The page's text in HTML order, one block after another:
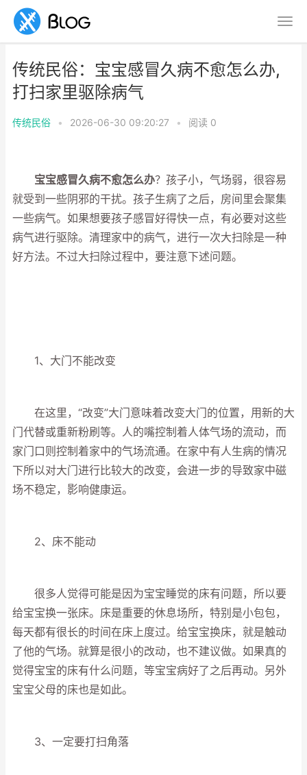
传统民俗：宝宝感冒久病不愈怎么办,
打扫家里驱除病气
传统民俗 • 2026-06-30 09:20:27 • 阅读 0
宝宝感冒久病不愈怎么办？孩子小，气场弱，很容易
就受到一些阴邪的干扰。孩子生病了之后，房间里会聚集
一些病气。如果想要孩子感冒好得快一点，有必要对这些
病气进行驱除。清理家中的病气，进行一次大扫除是一种
好方法。不过大扫除过程中，要注意下述问题。
1、大门不能改变
在这里，“改变”大门意味着改变大门的位置，用新的大
门代替或重新粉刷等。人的嘴控制着人体气场的流动，而
家门口则控制着家中的气场流通。在家中有人生病的情况
下所以对大门进行比较大的改变，会进一步的导致家中磁
场不稳定，影响健康运。
2、床不能动
很多人觉得可能是因为宝宝睡觉的床有问题，所以要
给宝宝换一张床。床是重要的休息场所，特别是小包包，
每天都有很长的时间在床上度过。给宝宝换床，就是触动
了他的气场。就算是很小的改动，也不建议做。如果真的
觉得宝宝的床有什么问题，等宝宝病好了之后再动。另外
宝宝父母的床也是如此。
3、一定要打扫角落